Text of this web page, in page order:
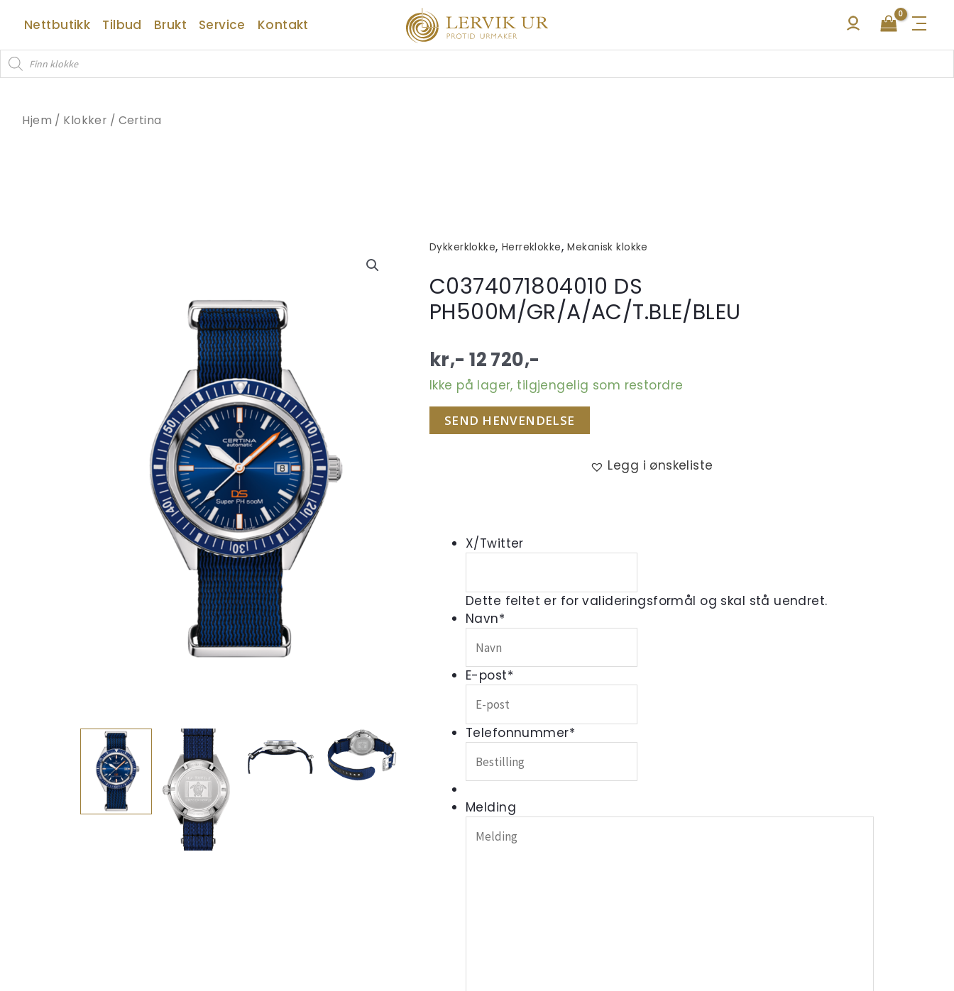
innholdet
Nettbutikk Tilbud Brukt Service
Kontakt
Products
search
Hjem / Klokker / Certina
Dykkerklokke, Herreklokke,Mekanisk klokke
C0374071804010 DS
PH500M/GR/A/AC/T.BLE/BLEU
kr,- 12 720,-
Ikke på lager, tilgjengelig som restordre
SEND HENVENDELSE
Legg i ønskeliste
X/Twitter
Dette feltet er for valideringsformål og skal stå uendret.
Navn*
E-post*
Telefonnummer*
Melding